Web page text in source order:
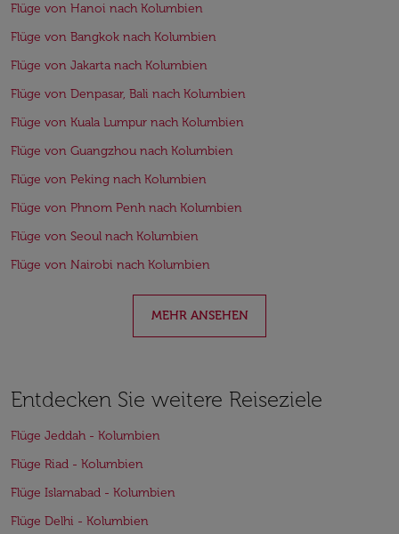
Flüge von Hanoi nach Kolumbien
Flüge von Bangkok nach Kolumbien
Flüge von Jakarta nach Kolumbien
Flüge von Denpasar, Bali nach Kolumbien
Flüge von Kuala Lumpur nach Kolumbien
Flüge von Guangzhou nach Kolumbien
Flüge von Peking nach Kolumbien
Flüge von Phnom Penh nach Kolumbien
Flüge von Seoul nach Kolumbien
Flüge von Nairobi nach Kolumbien
MEHR ANSEHEN
Entdecken Sie weitere Reiseziele
Flüge Jeddah - Kolumbien
Flüge Riad - Kolumbien
Flüge Islamabad - Kolumbien
Flüge Delhi - Kolumbien